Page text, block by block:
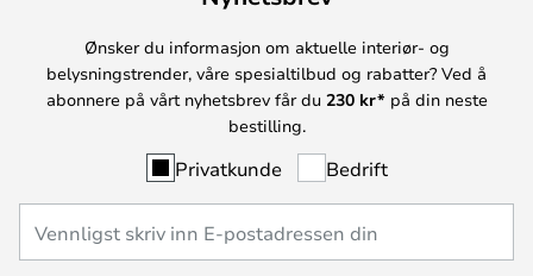
Ønsker du informasjon om aktuelle interiør- og
belysningstrender, våre spesialtilbud og rabatter? Ved å
abonnere på vårt nyhetsbrev får du 230 kr* på din neste
bestilling.
Privatkunde Bedrift